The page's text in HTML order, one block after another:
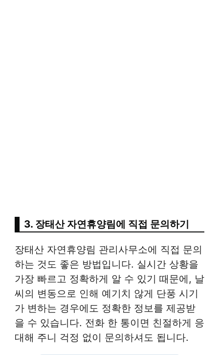
3. 장태산 자연휴양림에 직접 문의하기
장태산 자연휴양림 관리사무소에 직접 문의
하는 것도 좋은 방법입니다. 실시간 상황을
가장 빠르고 정확하게 알 수 있기 때문에, 날
씨의 변동으로 인해 예기치 않게 단풍 시기
가 변하는 경우에도 정확한 정보를 제공받
을 수 있습니다. 전화 한 통이면 친절하게 응
대해 주니 걱정 없이 문의하셔도 됩니다.